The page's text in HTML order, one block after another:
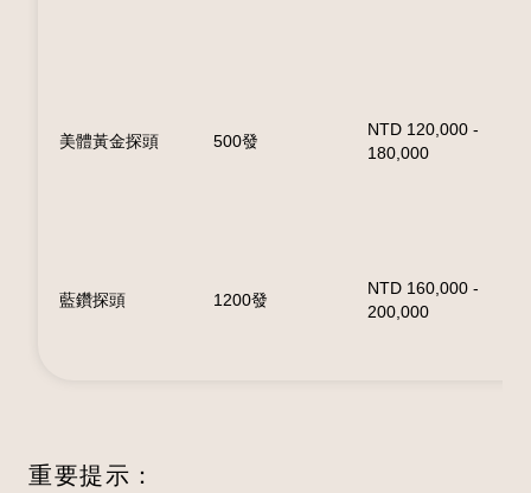
美體黃金探頭 500發
NTD 120,000 -
180,000
藍鑽探頭 1200發
NTD 160,000 -
200,000
重要提示：